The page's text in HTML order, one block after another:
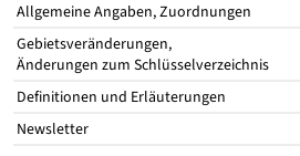
Allgemeine Angaben, Zuordnungen
Gebietsveränderungen,
Änderungen zum Schlüsselverzeichnis
Definitionen und Erläuterungen
Newsletter